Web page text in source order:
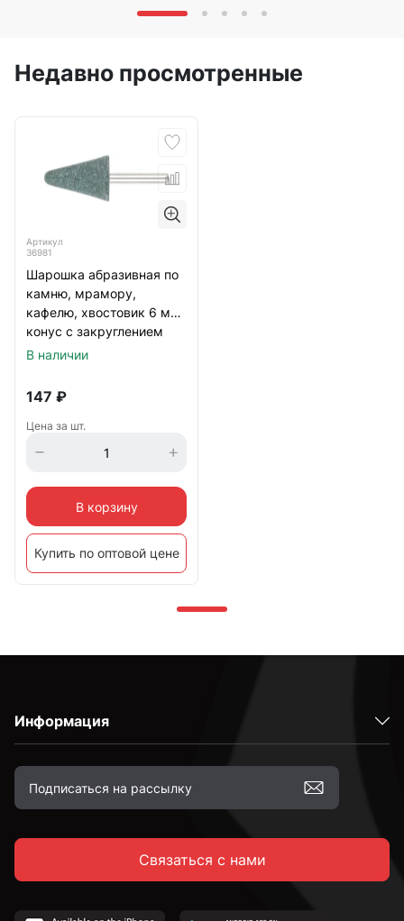
Недавно просмотренные
Артикул
36981
Шарошка абразивная по
камню, мрамору,
кафелю, хвостовик 6 мм,
конус с закруглением
25х35 мм
В наличии
147 ₽
Цена за шт.
В корзину
Купить по оптовой цене
Информация
Связаться с нами